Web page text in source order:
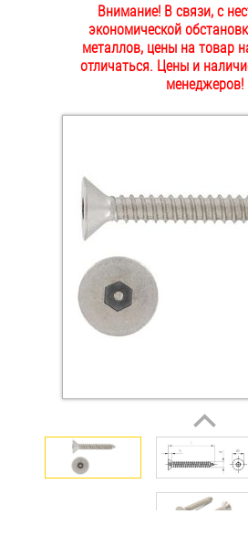
Дюймовый крепёж
Заклепки (Гайки-Заклепки)
Инструмент
Крюки, кольца с
Крюки, кольца с шурупной
Оснастка и аксессуары для
Пробки
Саморезы и шурупы
Стопорные кольца
Внимание! В связи, с
экономической
металлов, цены на товар
отличаться. Цены и
менеджеров!